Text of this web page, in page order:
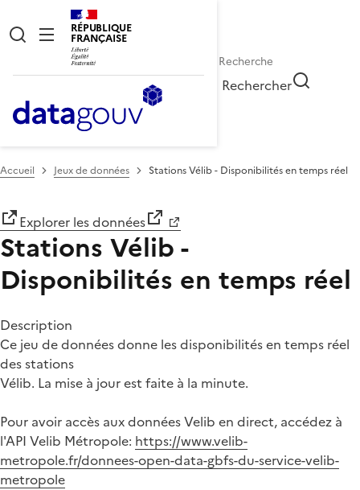
RÉPUBLIQUE
FRANÇAISE
Rechercher
Accueil Jeux de données Stations Vélib - Disponibilités en temps réel
Explorer les données
Stations Vélib -
Disponibilités en temps réel
Description
Ce jeu de données donne les disponibilités en temps réel
des stations
Vélib. La mise à jour est faite à la minute.
Pour avoir accès aux données Velib en direct, accédez à
l'API Velib Métropole: https://www.velib-
metropole.fr/donnees-open-data-gbfs-du-service-velib-
metropole